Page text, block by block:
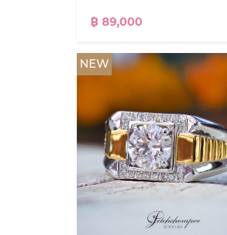
฿ 89,000
NEW